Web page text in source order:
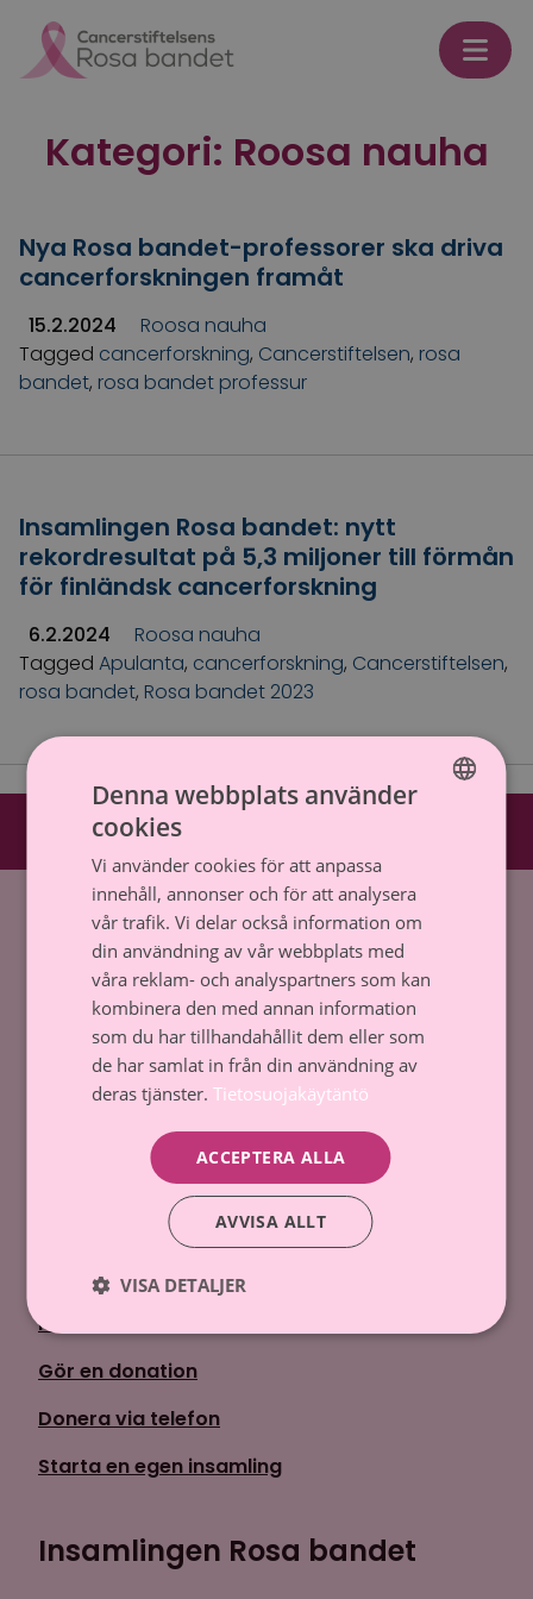
Kategori: Roosa nauha
Nya Rosa bandet-professorer ska driva
cancerforskningen framåt
15.2.2024
Roosa nauha
Tagged cancerforskning, Cancerstiftelsen, rosa
bandet, rosa bandet professur
Insamlingen Rosa bandet: nytt
rekordresultat på 5,3 miljoner till förmån
för finländsk cancerforskning
6.2.2024
Roosa nauha
Tagged Apulanta, cancerforskning, Cancerstiftelsen,
rosa bandet, Rosa bandet 2023
»Roosa nauha
Cancerstiftelsen sr (FO-nummer 0237165-7)
Backasgatan 2, 00500 Helsingfors,
Tfn. 09 135 331
Dataskydd och register
Kontakta oss
Kom med
Gör en donation
Donera via telefon
Starta en egen insamling
Insamlingen Rosa bandet
Denna webbplats använder
cookies
Vi använder cookies för att anpassa
innehåll, annonser och för att analysera
vår trafik. Vi delar också information om
din användning av vår webbplats med
våra reklam- och analyspartners som kan
kombinera den med annan information
som du har tillhandahållit dem eller som
de har samlat in från din användning av
deras tjänster. Tietosuojakäytäntö
ACCEPTERA ALLA
AVVISA ALLT
VISA DETALJER